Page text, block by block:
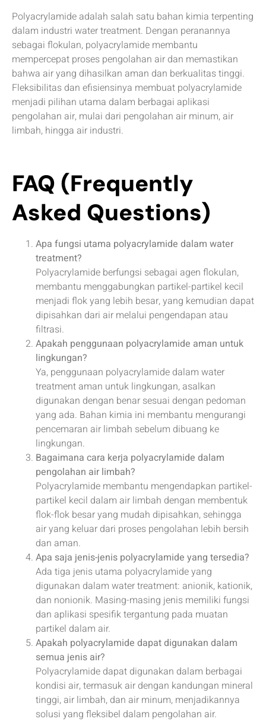
Polyacrylamide adalah salah satu bahan kimia terpenting
dalam industri water treatment. Dengan peranannya
sebagai flokulan, polyacrylamide membantu
mempercepat proses pengolahan air dan memastikan
bahwa air yang dihasilkan aman dan berkualitas tinggi.
Fleksibilitas dan efisiensinya membuat polyacrylamide
menjadi pilihan utama dalam berbagai aplikasi
pengolahan air, mulai dari pengolahan air minum, air
limbah, hingga air industri.
FAQ (Frequently
Asked Questions)
Apa fungsi utama polyacrylamide dalam water
treatment?
Polyacrylamide berfungsi sebagai agen flokulan,
membantu menggabungkan partikel-partikel kecil
menjadi flok yang lebih besar, yang kemudian dapat
dipisahkan dari air melalui pengendapan atau
filtrasi.
Apakah penggunaan polyacrylamide aman untuk
lingkungan?
Ya, penggunaan polyacrylamide dalam water
treatment aman untuk lingkungan, asalkan
digunakan dengan benar sesuai dengan pedoman
yang ada. Bahan kimia ini membantu mengurangi
pencemaran air limbah sebelum dibuang ke
lingkungan.
Bagaimana cara kerja polyacrylamide dalam
pengolahan air limbah?
Polyacrylamide membantu mengendapkan partikel-
partikel kecil dalam air limbah dengan membentuk
flok-flok besar yang mudah dipisahkan, sehingga
air yang keluar dari proses pengolahan lebih bersih
dan aman.
Apa saja jenis-jenis polyacrylamide yang tersedia?
Ada tiga jenis utama polyacrylamide yang
digunakan dalam water treatment: anionik, kationik,
dan nonionik. Masing-masing jenis memiliki fungsi
dan aplikasi spesifik tergantung pada muatan
partikel dalam air.
Apakah polyacrylamide dapat digunakan dalam
semua jenis air?
Polyacrylamide dapat digunakan dalam berbagai
kondisi air, termasuk air dengan kandungan mineral
tinggi, air limbah, dan air minum, menjadikannya
solusi yang fleksibel dalam pengolahan air.